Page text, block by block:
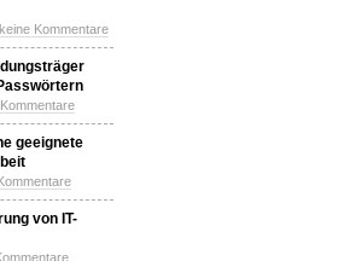
Kommentare
geeignete
von IT-